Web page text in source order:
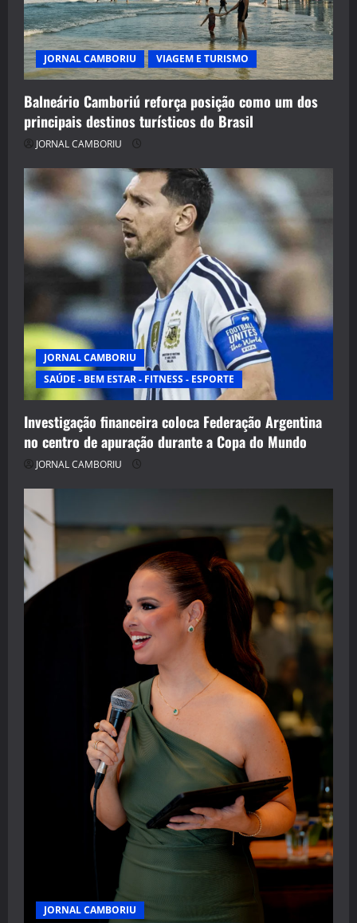
JORNAL CAMBORIU VIAGEM E TURISMO
Balneário Camboriú reforça posição como um dos
principais destinos turísticos do Brasil
JORNAL CAMBORIU
JORNAL CAMBORIU
SAÚDE - BEM ESTAR - FITNESS - ESPORTE
Investigação financeira coloca Federação Argentina
no centro de apuração durante a Copa do Mundo
JORNAL CAMBORIU
JORNAL CAMBORIU